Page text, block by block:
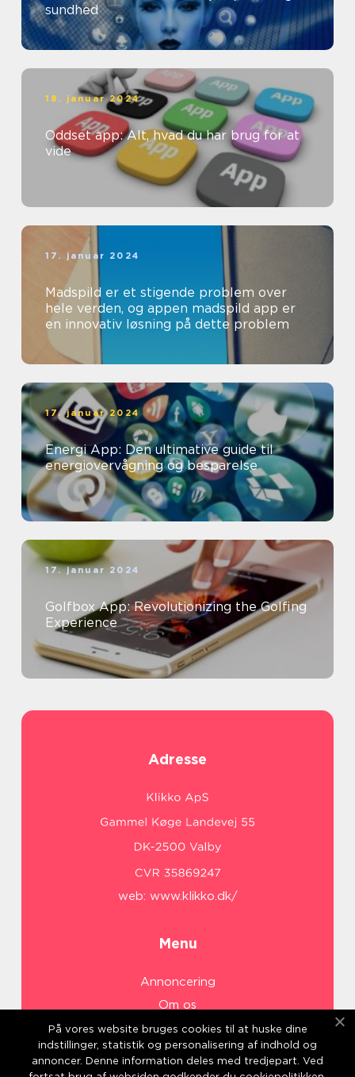
sundhed
18. januar 2024
Oddset app: Alt, hvad du har brug for at
vide
17. januar 2024
Madspild er et stigende problem over
hele verden, og appen madspild app er
en innovativ løsning på dette problem
17. januar 2024
Energi App: Den ultimative guide til
energiovervågning og besparelse
17. januar 2024
Golfbox App: Revolutionizing the Golfing
Experience
Adresse
web: www.klikko.dk/
Menu
Annoncering
Om os
Cookies
Kontakt os
Sitemap
På vores website bruges cookies til at huske dine
indstillinger, statistik og personalisering af indhold og
annoncer. Denne information deles med tredjepart. Ved